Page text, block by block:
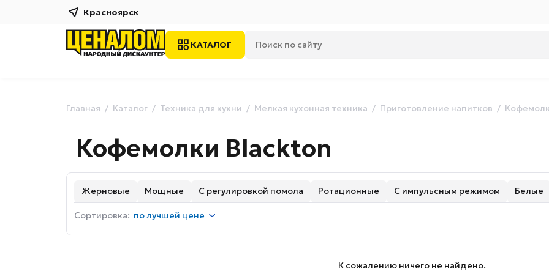
Красноярск
КАТАЛОГ
Главная Каталог Техника для кухни Мелкая кухонная техника Приготовление напитков
Кофемолки Blackton
Жерновые Мощные С регулировкой помола Ротационные С импульсным режимом Белые
Сортировка: получшей цене
К сожалению ничего не найдено.